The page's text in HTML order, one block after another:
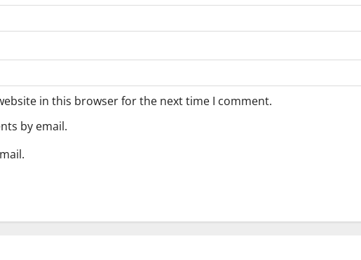
in this browser for the next time I comment.
by email.